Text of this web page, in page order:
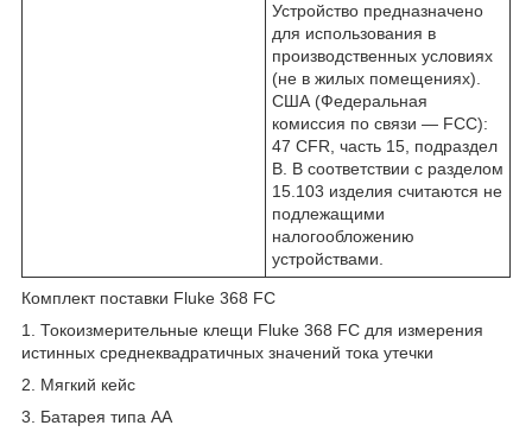
Устройство предназначено
для использования в
производственных условиях
(не в жилых помещениях).
США (Федеральная
комиссия по связи — FCC):
47 CFR, часть 15, подраздел
B. В соответствии с разделом
15.103 изделия считаются не
подлежащими
налогообложению
устройствами.
Комплект поставки Fluke 368 FC
1. Токоизмерительные клещи Fluke 368 FC для измерения
истинных среднеквадратичных значений тока утечки
2. Мягкий кейс
3. Батарея типа АА